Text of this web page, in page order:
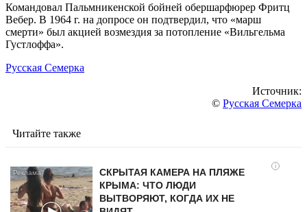
Командовал Пальмникенской бойней обершарфюрер Фритц
Вебер. В 1964 г. на допросе он подтвердил, что «марш
смерти» был акцией возмездия за потопление «Вильгельма
Густлоффа».
Русская Семерка
Источник:
© Русская Семерка
Читайте также
i
СКРЫТАЯ КАМЕРА НА ПЛЯЖЕ
КРЫМА: ЧТО ЛЮДИ
ВЫТВОРЯЮТ, КОГДА ИХ НЕ